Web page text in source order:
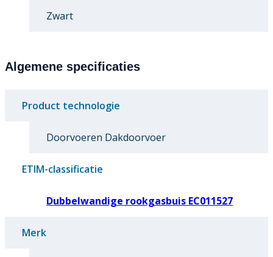
Zwart
Algemene specificaties
Product technologie
Doorvoeren Dakdoorvoer
ETIM-classificatie
Dubbelwandige rookgasbuis EC011527
Merk